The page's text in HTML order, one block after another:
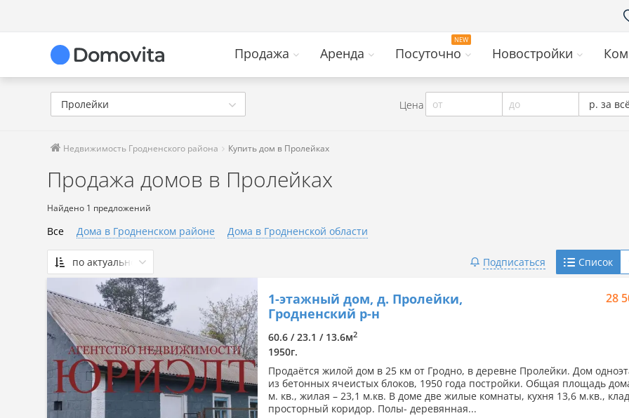
Продажа Аренда Посуточно Новостройки
Пролейки Цена от до р. за
Недвижимость Гродненского района Купить дом в Пролейках
Продажа домов в Пролейках
Найдено 1 предложений
Все Дома в Гродненском районе Дома в Гродненской области
по актуальности
По актуальности
Сначала дешевые
Сначала дорогие
По комнатности: большая →
малая
По комнатности: малая →
большая
По площади: большая → малая
Подписаться Список
1-этажный дом, д. Пролейки,
Гродненский р-н
28
60.6 / 23.1 / 13.6м2
1950г.
Продаётся жилой дом в 25 км от Гродно, в деревне Пролейки. Дом
из бетонных ячеистых блоков, 1950 года постройки. Общая площадь
м. кв., жилая – 23,1 м.кв. В доме две жилые комнаты, кухня 13,6 м.кв.,
просторный коридор. Полы- деревянная...